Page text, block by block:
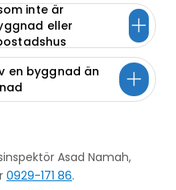
inte är
eller
en byggnad än
Asad Namah,
0929-171 86.